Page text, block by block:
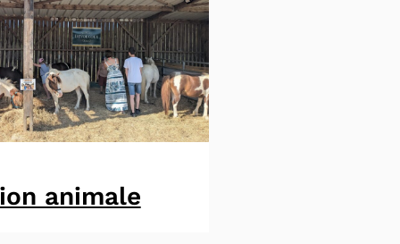
animale